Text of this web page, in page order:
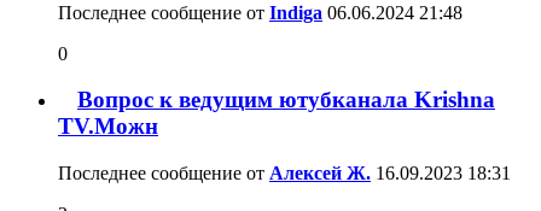
Последнее сообщение от Indiga 06.06.2024 21:48
0
Вопрос к ведущим ютубканала Krishna
TV.Можн
Последнее сообщение от Алексей Ж. 16.09.2023 18:31